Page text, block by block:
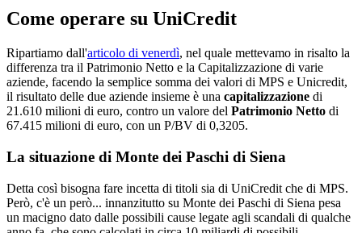
Come operare su UniCredit
Ripartiamo dall'articolo di venerdì, nel quale mettevamo in risalto la
differenza tra il Patrimonio Netto e la Capitalizzazione di varie
aziende, facendo la semplice somma dei valori di MPS e Unicredit,
il risultato delle due aziende insieme è una capitalizzazione di
21.610 milioni di euro, contro un valore del Patrimonio Netto di
67.415 milioni di euro, con un P/BV di 0,3205.
La situazione di Monte dei Paschi di Siena
Detta così bisogna fare incetta di titoli sia di UniCredit che di MPS.
Però, c'è un però... innanzitutto su Monte dei Paschi di Siena pesa
un macigno dato dalle possibili cause legate agli scandali di qualche